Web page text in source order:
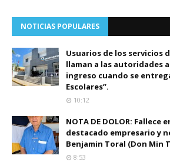
NOTICIAS POPULARES
Usuarios de los servicios
llaman a las autoridades
ingreso cuando se
Escolares”.
10:12
NOTA DE DOLOR: Fallece
destacado empresario y
Benjamin Toral (Don Min
8:53